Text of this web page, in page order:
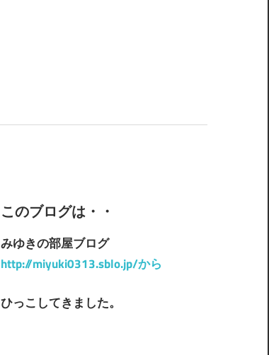
このブログは・・
みゆきの部屋ブログ
http://miyuki0313.sblo.jp/から
ひっこしてきました。